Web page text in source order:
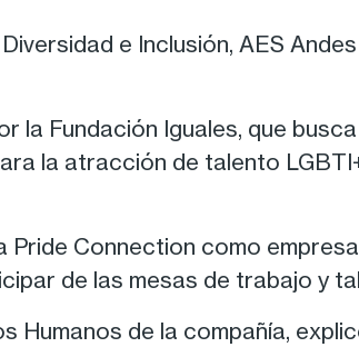
e Inclusión, AES
la Fundación Iguales, que
la atracción de talento
Pride Connection como
de las mesas de trabajo y
Humanos de la compañía,